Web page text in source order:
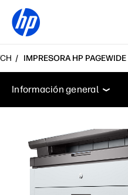
IMPRESORA HP
Información general
Información general
Especificaciones
Accesorios
Soporte